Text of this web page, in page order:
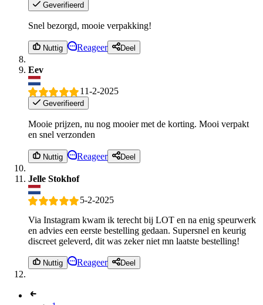
Geverifieerd
Snel bezorgd, mooie verpakking!
Nuttig Reageer Deel
Eev
11-2-2025
Geverifieerd
Mooie prijzen, nu nog mooier met de korting. Mooi verpakt
en snel verzonden
Nuttig Reageer Deel
Jelle Stokhof
5-2-2025
Via Instagram kwam ik terecht bij LOT en na enig speurwerk
en advies een eerste bestelling gedaan. Supersnel en keurig
discreet geleverd, dit was zeker niet mn laatste bestelling!
Nuttig Reageer Deel